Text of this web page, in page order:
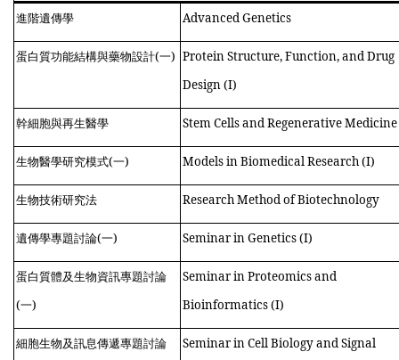
進階遺傳學 Advanced Genetics
蛋白質功能結構與藥物設計(一) Protein Structure, Function, and Drug
Design (I)
幹細胞與再生醫學 Stem Cells and Regenerative Medicine
生物醫學研究模式(一) Models in Biomedical Research (I)
生物技術研究法 Research Method of Biotechnology
遺傳學專題討論(一) Seminar in Genetics (I)
蛋白質體及生物資訊專題討論
(一)
Seminar in Proteomics and
Bioinformatics (I)
細胞生物及訊息傳遞專題討論
Seminar in Cell Biology and Signal